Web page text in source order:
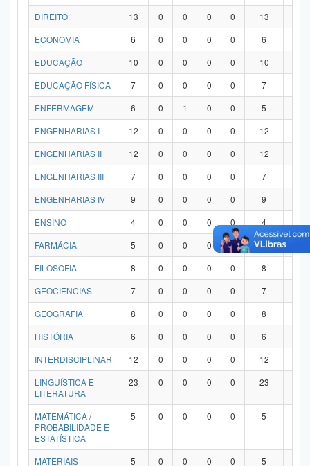
DIREITO 13 0 0 0 0 13
ECONOMIA
6 0 0 0 0 6
EDUCAÇÃO
10 0 0 0 0 10
EDUCAÇÃO FÍSICA
7 0 0 0 0 7
ENFERMAGEM
6 0 1 0 0 5
ENGENHARIAS I
12 0 0 0 0 12
ENGENHARIAS II
12 0 0 0 0 12
ENGENHARIAS III
7 0 0 0 0 7
ENGENHARIAS IV
9 0 0 0 0 9
ENSINO
4 0 0 0 0 4
FARMÁCIA
5 0 0 0 0 5
FILOSOFIA
8 0 0 0 0 8
GEOCIÊNCIAS
7 0 0 0 0 7
GEOGRAFIA
8 0 0 0 0 8
HISTÓRIA
6 0 0 0 0 6
INTERDISCIPLINAR
12 0 0 0 0 12
LINGUÍSTICA E
LITERATURA
23 0 0 0 0 23
MATEMÁTICA /
PROBABILIDADE E
ESTATÍSTICA
5 0 0 0 0 5
MATERIAIS 5 0 0 0 0 5